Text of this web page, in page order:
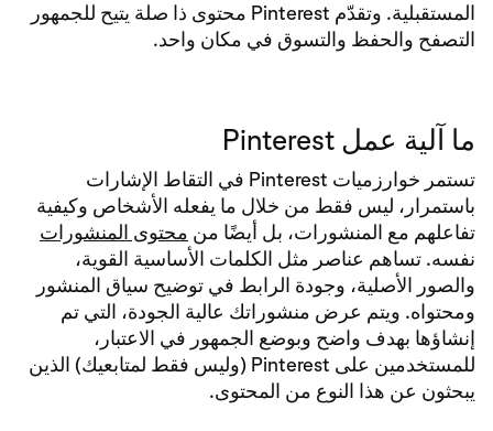
المستقبلية. وتقدّم Pinterest محتوى ذا صلة يتيح للجمهور
التصفح والحفظ والتسوق في مكان واحد.
ما آلية عمل Pinterest
تستمر خوارزميات Pinterest في التقاط الإشارات
باستمرار، ليس فقط من خلال ما يفعله الأشخاص وكيفية
تفاعلهم مع المنشورات، بل أيضًا من محتوى المنشورات
نفسه. تساهم عناصر مثل الكلمات الأساسية القوية،
والصور الأصلية، وجودة الرابط في توضيح سياق المنشور
ومحتواه. ويتم عرض منشوراتك عالية الجودة، التي تم
إنشاؤها بهدف واضح وبوضع الجمهور في الاعتبار،
للمستخدمين على Pinterest (وليس فقط لمتابعيك) الذين
يبحثون عن هذا النوع من المحتوى.